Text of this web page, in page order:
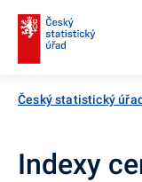
Český statistický
Indexy